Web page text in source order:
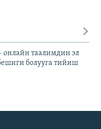
онлайн таалимдин эл
болууга тийиш